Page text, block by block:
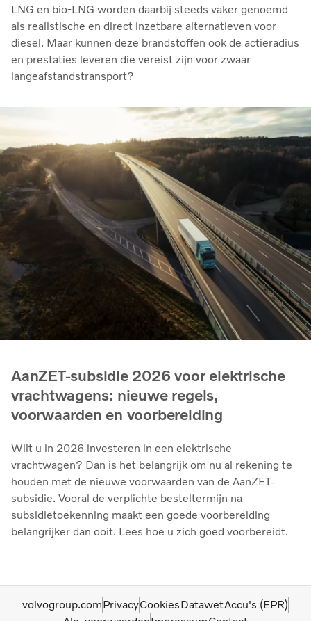
LNG en bio‑LNG worden daarbij steeds vaker genoemd
als realistische en direct inzetbare alternatieven voor
diesel. Maar kunnen deze brandstoffen ook de actieradius
en prestaties leveren die vereist zijn voor zwaar
langeafstandstransport?
AanZET-subsidie 2026 voor elektrische
vrachtwagens: nieuwe regels,
voorwaarden en voorbereiding
Wilt u in 2026 investeren in een elektrische
vrachtwagen? Dan is het belangrijk om nu al rekening te
houden met de nieuwe voorwaarden van de AanZET-
subsidie. Vooral de verplichte besteltermijn na
subsidietoekenning maakt een goede voorbereiding
belangrijker dan ooit. Lees hoe u zich goed voorbereidt.
volvogroup.comPrivacyCookiesDatawetAccu's (EPR)